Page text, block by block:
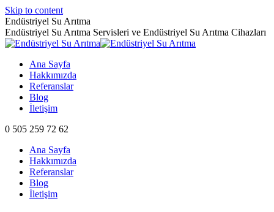
Skip to content
Endüstriyel Su Arıtma
Endüstriyel Su Arıtma Servisleri ve Endüstriyel Su Arıtma Cihazları
Ana Sayfa
Hakkımızda
Referanslar
Blog
İletişim
0 505 259 72 62
Ana Sayfa
Hakkımızda
Referanslar
Blog
İletişim